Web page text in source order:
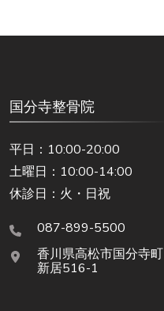
国分寺整骨院
平日：10:00-20:00
土曜日：10:00-14:00
休診日：火・日祝
087-899-5500
香川県高松市国分寺町
新居516-1